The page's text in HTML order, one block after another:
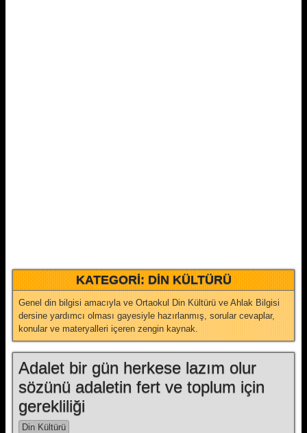
KATEGORI:DIN KÜLTÜRÜ
Genel din bilgisi amacıyla ve Ortaokul Din Kültürü ve Ahlak Bilgisi
dersine yardımcı olması gayesiyle hazırlanmış, sorular cevaplar,
konular ve materyalleri içeren zengin kaynak.
Adalet bir gün herkese lazım olur
sözünü adaletin fert ve toplum için
gerekliliği
Din Kültürü